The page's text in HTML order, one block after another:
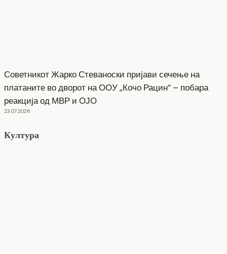
Советникот Жарко Стеваноски пријави сечење на
платаните во дворот на ООУ „Кочо Рацин“ – побара
реакција од МВР и ОЈО
23.07.2026
Култура